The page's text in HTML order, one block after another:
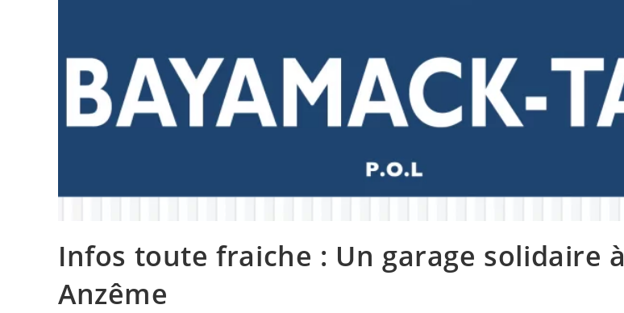
Infos toute fraiche : Un garage solidaire à
Anzême